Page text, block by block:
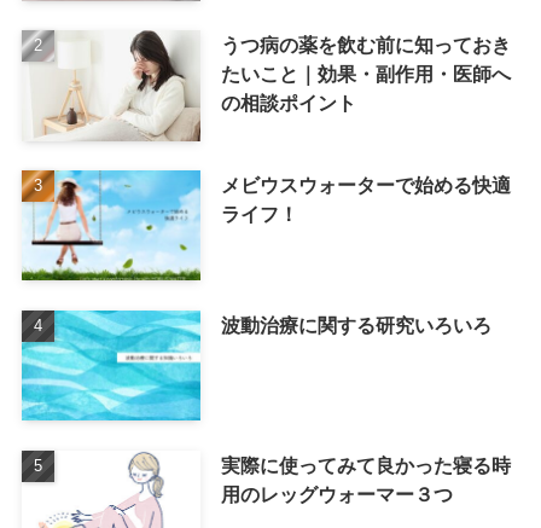
うつ病の薬を飲む前に知っておき
たいこと｜効果・副作用・医師へ
の相談ポイント
メビウスウォーターで始める快適
ライフ！
波動治療に関する研究いろいろ
実際に使ってみて良かった寝る時
用のレッグウォーマー３つ